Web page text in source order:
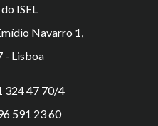
ISEL
Navarro 1,
- Lisboa
324 47 70/4
591 23 60